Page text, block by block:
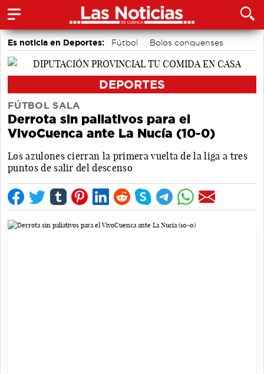
Es noticia en Deportes: Fútbol
Bolos conquenses
Bádminton
Motor
DEPORTES
FÚTBOL SALA
Derrota sin paliativos para el
VivoCuenca ante La Nucía (10-0)
Los azulones cierran la primera vuelta de la liga a tres
puntos de salir del descenso